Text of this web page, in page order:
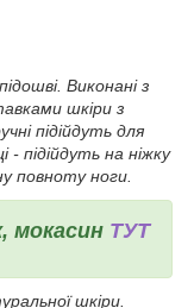
. Виконані з
шкіри з
підійдуть для
- підійдуть на ніжку
повноту ноги.
мокасин ТУТ
шкіри.